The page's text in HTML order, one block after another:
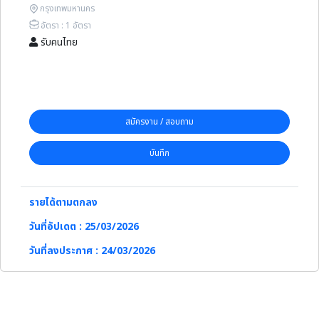
กรุงเทพมหานคร
อัตรา : 1 อัตรา
รับคนไทย
สมัครงาน / สอบถาม
บันทึก
รายได้ตามตกลง
วันที่อัปเดต : 25/03/2026
วันที่ลงประกาศ : 24/03/2026